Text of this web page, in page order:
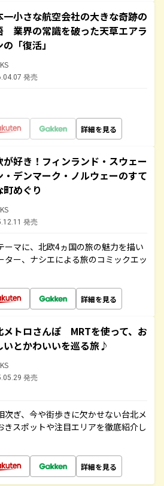
一小さな航空会社の大きな奇跡の
業界の常識を破った天草エアラ
「復活」
発売
詳細を見る
が好き！フィンランド・スウェー
・デンマーク・ノルウェーのすて
町めぐり
発売
ーマに、北欧4ヵ国の旅の魅力を描い
ター、ナシエによる旅のコミックエッ
詳細を見る
メトロさんぽ MRTを使って、お
いとかわいいを巡る旅♪
発売
次ぎ、今や街歩きに欠かせない台北メ
きスポットや注目エリアを徹底紹介し
詳細を見る